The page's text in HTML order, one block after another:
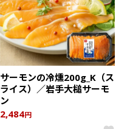
サーモンの冷燻200g_K（ス
ライス）／岩手大槌サーモ
ン
2,484円